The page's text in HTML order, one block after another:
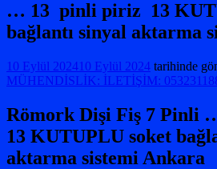
… 13 pinli piriz 13
bağlantı sinyal aktarma
10 Eylül 202410 Eylül 2024 tarihinde
MÜHENDİSLİK: İLETİŞİM:
Römork Dişi Fiş 7 Pinli
13 KUTUPLU soket
aktarma sistemi Ankara